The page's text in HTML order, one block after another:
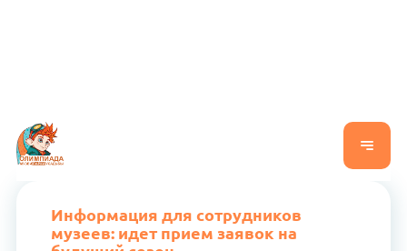
Информация для сотрудников
музеев: идет прием заявок на